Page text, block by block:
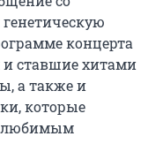
концерта
ставшие хитами
а также и
которые
любимым